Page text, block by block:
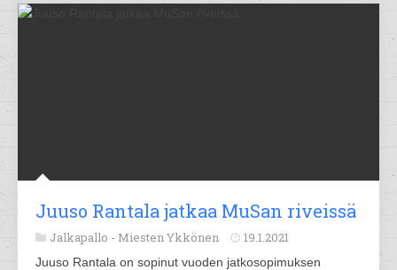
Juuso Rantala jatkaa MuSan riveissä
Jalkapallo - Miesten Ykkönen 19.1.2021
Juuso Rantala on sopinut vuoden jatkosopimuksen